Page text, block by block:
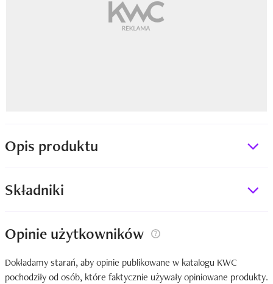
Opis produktu
Składniki
Opinie użytkowników
Dokładamy starań, aby opinie publikowane w katalogu KWC
pochodziły od osób, które faktycznie używały opiniowane produkty.